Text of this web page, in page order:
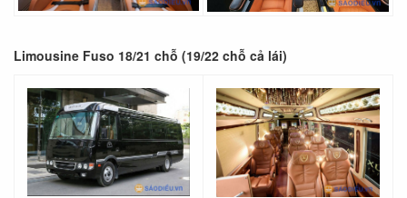
Limousine Fuso 18/21 chỗ (19/22 chỗ cả lái)